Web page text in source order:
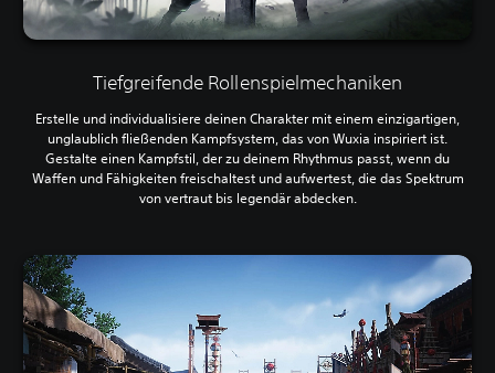
Tiefgreifende Rollenspielmechaniken
Erstelle und individualisiere deinen Charakter mit einem einzigartigen,
unglaublich fließenden Kampfsystem, das von Wuxia inspiriert ist.
Gestalte einen Kampfstil, der zu deinem Rhythmus passt, wenn du
Waffen und Fähigkeiten freischaltest und aufwertest, die das Spektrum
von vertraut bis legendär abdecken.